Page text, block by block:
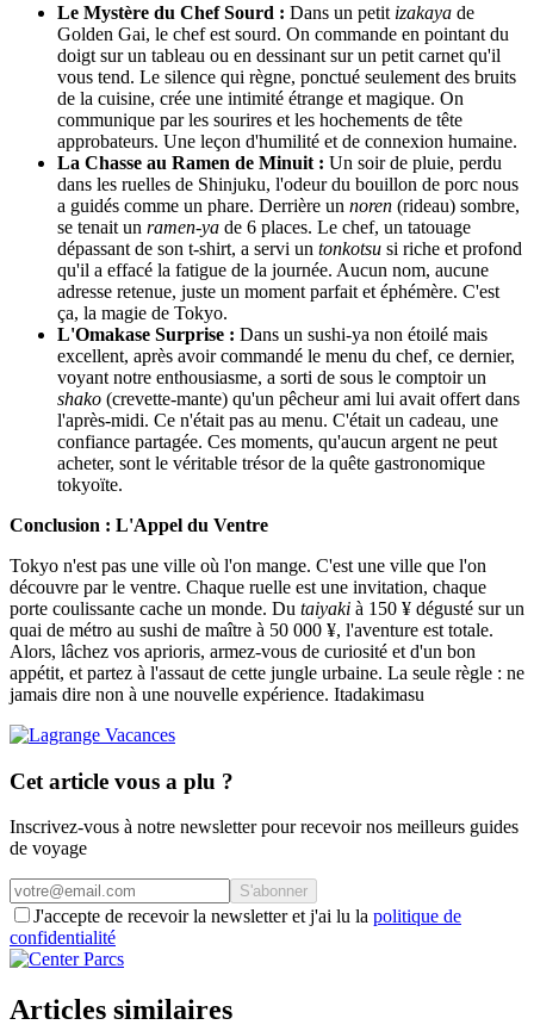
Le Mystère du Chef Sourd : Dans un petit izakaya de
Golden Gai, le chef est sourd. On commande en pointant du
doigt sur un tableau ou en dessinant sur un petit carnet qu'il
vous tend. Le silence qui règne, ponctué seulement des bruits
de la cuisine, crée une intimité étrange et magique. On
communique par les sourires et les hochements de tête
approbateurs. Une leçon d'humilité et de connexion humaine.
La Chasse au Ramen de Minuit : Un soir de pluie, perdu
dans les ruelles de Shinjuku, l'odeur du bouillon de porc nous
a guidés comme un phare. Derrière un noren (rideau) sombre,
se tenait un ramen-ya de 6 places. Le chef, un tatouage
dépassant de son t-shirt, a servi un tonkotsu si riche et profond
qu'il a effacé la fatigue de la journée. Aucun nom, aucune
adresse retenue, juste un moment parfait et éphémère. C'est
ça, la magie de Tokyo.
L'Omakase Surprise : Dans un sushi-ya non étoilé mais
excellent, après avoir commandé le menu du chef, ce dernier,
voyant notre enthousiasme, a sorti de sous le comptoir un
shako (crevette-mante) qu'un pêcheur ami lui avait offert dans
l'après-midi. Ce n'était pas au menu. C'était un cadeau, une
confiance partagée. Ces moments, qu'aucun argent ne peut
acheter, sont le véritable trésor de la quête gastronomique
tokyoïte.
Conclusion : L'Appel du Ventre
Tokyo n'est pas une ville où l'on mange. C'est une ville que l'on
découvre par le ventre. Chaque ruelle est une invitation, chaque
porte coulissante cache un monde. Du taiyaki à 150 ¥ dégusté sur un
quai de métro au sushi de maître à 50 000 ¥, l'aventure est totale.
Alors, lâchez vos aprioris, armez-vous de curiosité et d'un bon
appétit, et partez à l'assaut de cette jungle urbaine. La seule règle : ne
jamais dire non à une nouvelle expérience. Itadakimasu
Cet article vous a plu ?
Inscrivez-vous à notre newsletter pour recevoir nos meilleurs guides
de voyage
S'abonner
J'accepte de recevoir la newsletter et j'ai lu la politique de
confidentialité
Articles similaires